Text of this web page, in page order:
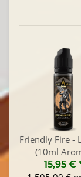
Friendly Fire -
(10ml
15,95 €